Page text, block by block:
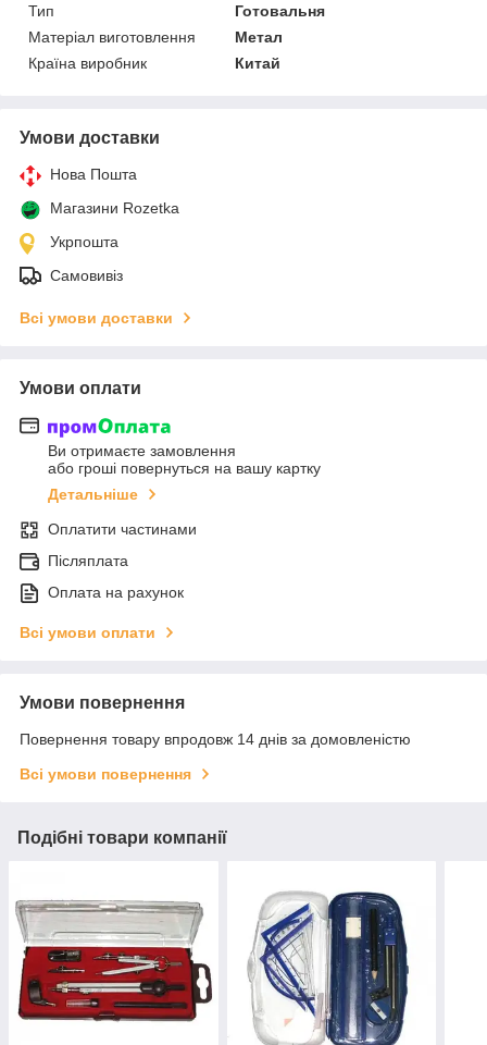
Тип
Готовальня
Матеріал виготовлення
Метал
Країна виробник
Китай
Умови доставки
Нова Пошта
Магазини Rozetka
Укрпошта
Самовивіз
Всі умови доставки
Умови оплати
Ви отримаєте замовлення
або гроші повернуться на вашу картку
Детальніше
Оплатити частинами
Післяплата
Оплата на рахунок
Всі умови оплати
Умови повернення
Повернення товару впродовж 14 днів за домовленістю
Всі умови повернення
Подібні товари компанії